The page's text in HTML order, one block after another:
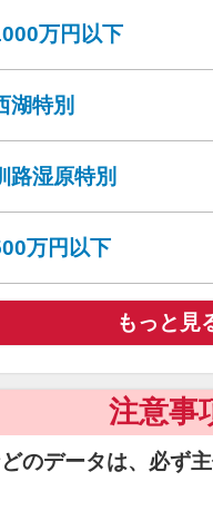
万円以下
湖特別
路湿原特別
万円以下
もっと見
注意事
のデータは、必ず